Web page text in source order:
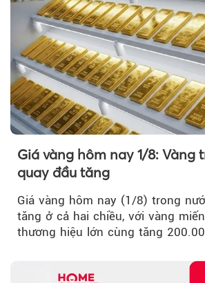
Giá vàng hôm nay 1/8: Vàng
quay đầu tăng
Giá vàng hôm nay (1/8) trong
tăng ở cả hai chiều, với vàng
thương hiệu lớn cùng tăng